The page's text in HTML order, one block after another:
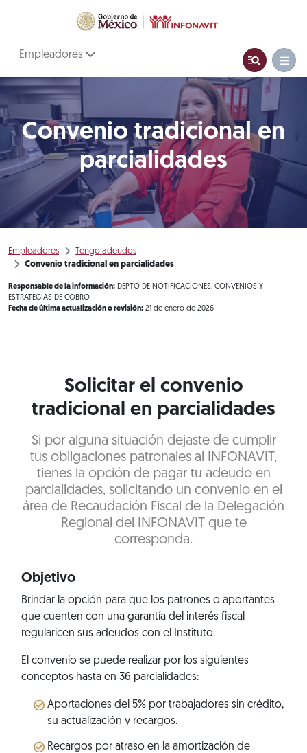
Empleadores
Convenio tradicional en
parcialidades
Empleadores
Tengo adeudos
Convenio tradicional en parcialidades
Responsable de la información: DEPTO DE NOTIFICACIONES, CONVENIOS Y
ESTRATEGIAS DE COBRO
Fecha de última actualización o revisión: 21 de enero de 2026
Solicitar el convenio
tradicional en parcialidades
Si por alguna situación dejaste de cumplir
tus obligaciones patronales al INFONAVIT,
tienes la opción de pagar tu adeudo en
parcialidades, solicitando un convenio en el
área de Recaudación Fiscal de la Delegación
Regional del INFONAVIT que te
corresponda.
Objetivo
Brindar la opción para que los patrones o aportantes
que cuenten con una garantía del interés fiscal
regularicen sus adeudos con el Instituto.
El convenio se puede realizar por los siguientes
conceptos hasta en 36 parcialidades:
Aportaciones del 5% por trabajadores sin crédito,
su actualización y recargos.
Recargos por atraso en la amortización de